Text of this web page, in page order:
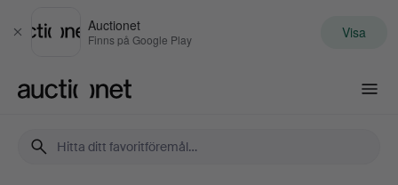
Stäng
Auctionet
Finns på Google Play Visa